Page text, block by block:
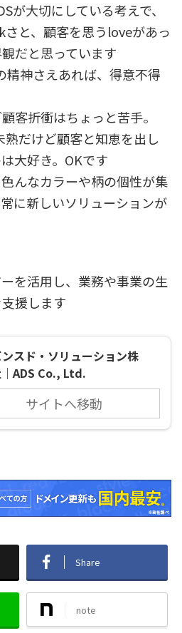
が大切にしている考えで、
と、顧客を思うloveがあっ
だと思っています
精神さえあれば、得意不得
客折衝はちょっと苦手。
熟だけど顧客と知恵を出し
大好き。OKです
んなカラーや柄の個性が集
に新しいソリューションが
を活用し、業務や事業の生
援します
スド・ソリューション株
ADS Co., Ltd.
サイトへ移動
Share
note